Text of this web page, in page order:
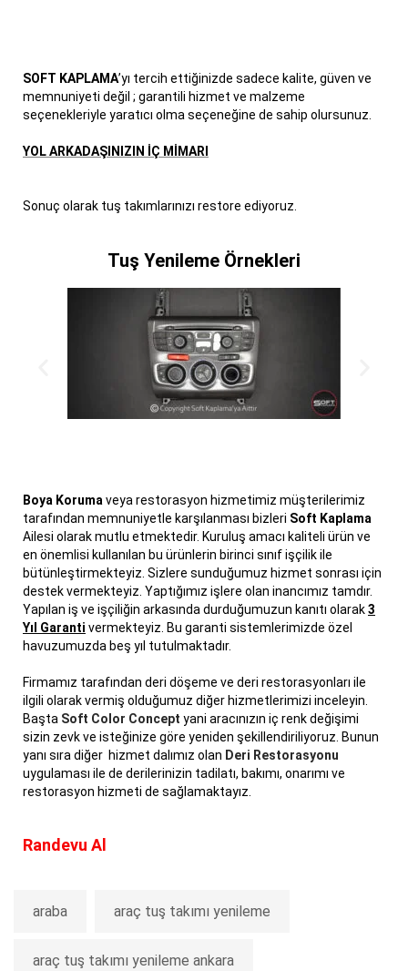
SOFT KAPLAMA’yı tercih ettiğinizde sadece kalite, güven ve
memnuniyeti değil ; garantili hizmet ve malzeme
seçenekleriyle yaratıcı olma seçeneğine de sahip olursunuz.
YOL ARKADAŞINIZIN İÇ MİMARI
Sonuç olarak tuş takımlarınızı restore ediyoruz.
Tuş Yenileme Örnekleri
Boya Korumaveya restorasyon hizmetimiz müşterilerimiz
tarafından memnuniyetle karşılanması bizleri Soft Kaplama
Ailesi olarak mutlu etmektedir. Kuruluş amacı kaliteli ürün ve
en önemlisi kullanılan bu ürünlerin birinci sınıf işçilik ile
bütünleştirmekteyiz. Sizlere sunduğumuz hizmet sonrası için
destek vermekteyiz. Yaptığımız işlere olan inancımız tamdır.
Yapılan iş ve işçiliğin arkasında durduğumuzun kanıtı olarak3
Yıl Garanti vermekteyiz. Bu garanti sistemlerimizde özel
havuzumuzda beş yıl tutulmaktadır.
Firmamız tarafından deri döşeme ve deri restorasyonları ile
ilgili olarak vermiş olduğumuz diğer hizmetlerimizi inceleyin.
Başta Soft Color Concept yani aracınızın iç renk değişimi
sizin zevk ve isteğinize göre yeniden şekillendiriliyoruz. Bunun
yanı sıra diğer hizmet dalımız olan Deri Restorasyonu
uygulaması ile de derilerinizin tadilatı, bakımı, onarımı ve
restorasyon hizmeti de sağlamaktayız.
Randevu Al
araba araç tuş takımı yenileme
araç tuş takımı yenileme ankara